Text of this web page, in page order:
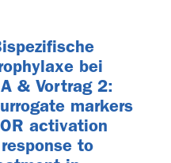
bei
& Vortrag 2:
markers
activation
to